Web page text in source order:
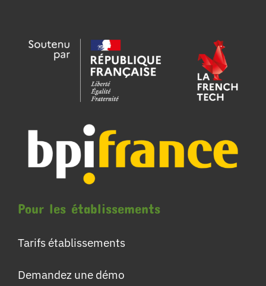
Pour les établissements
Tarifs établissements
Demandez une démo